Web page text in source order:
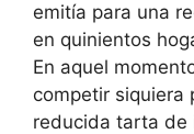
emitía para una
en quinientos
En aquel
competir siquiera
reducida tarta de